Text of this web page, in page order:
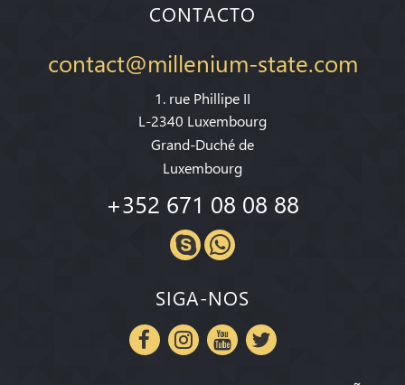
CONTACTO
contact@millenium-state.com
1. rue Phillipe II
L-2340 Luxembourg
Grand-Duché de
Luxembourg
+352 671 08 08 88
SIGA-NOS